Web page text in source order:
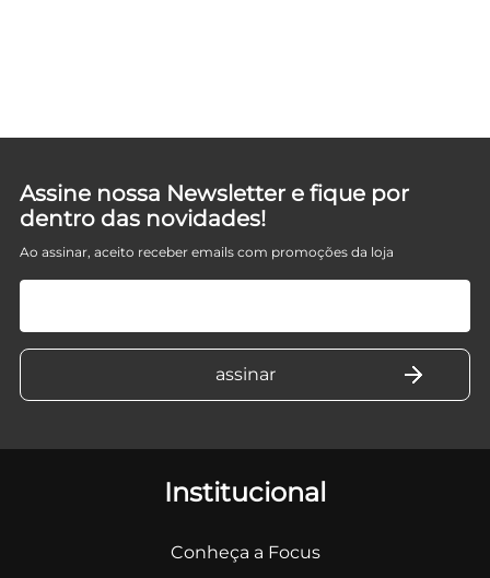
Assine nossa Newsletter e fique por
dentro das novidades!
Ao assinar, aceito receber emails com promoções da loja
Institucional
Conheça a Focus